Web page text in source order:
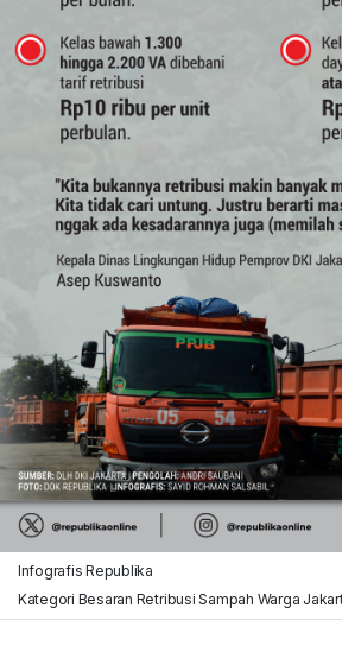
Infografis Republika
Kategori Besaran Retribusi Sampah Warga